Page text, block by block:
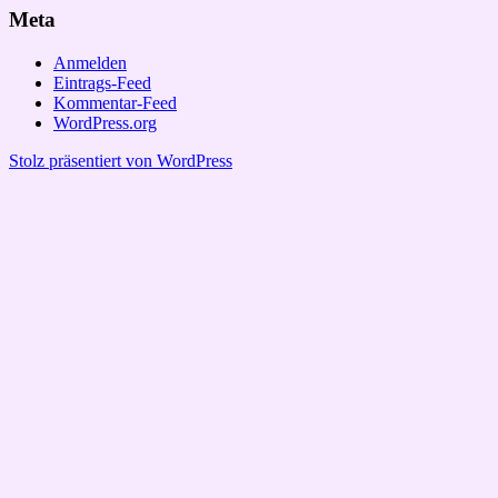
Meta
Anmelden
Eintrags-Feed
Kommentar-Feed
WordPress.org
Stolz präsentiert von WordPress